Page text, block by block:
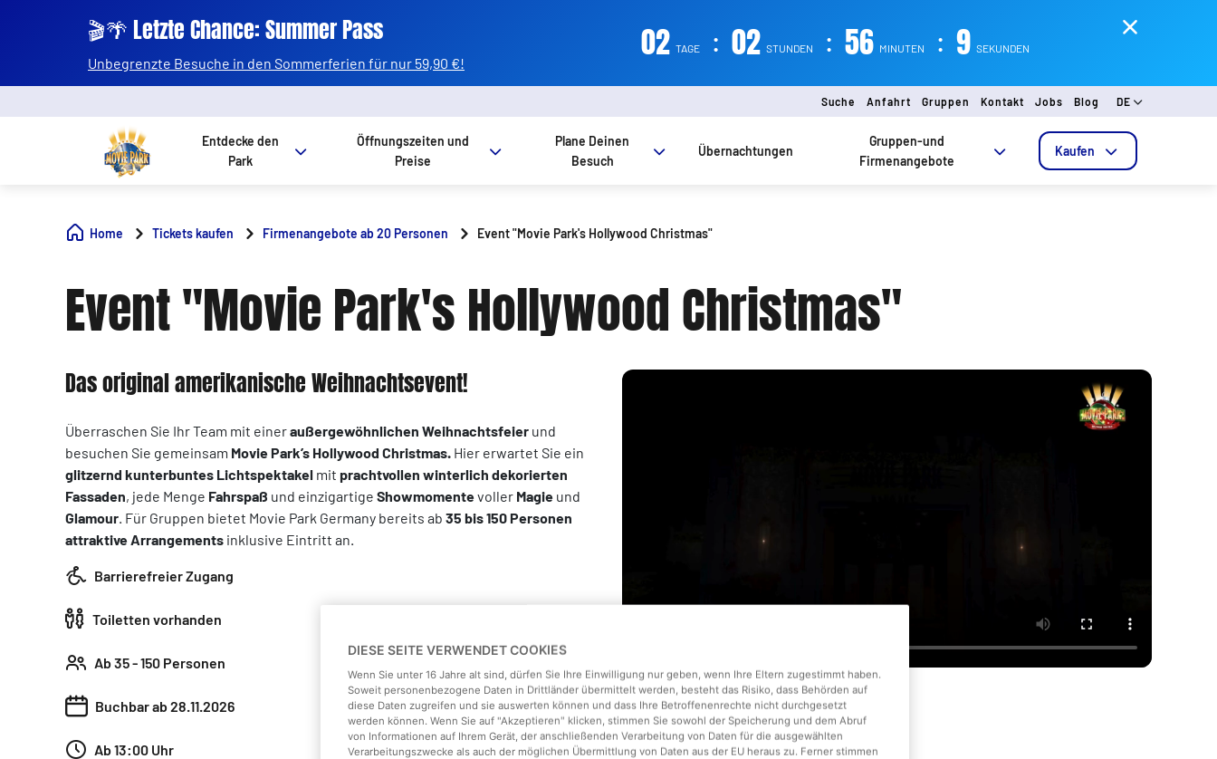
🎬🌴 Letzte Chance: Summer Pass
Unbegrenzte Besuche in den Sommerferien für nur 59,90 €! 02 TAGE 02 STUNDEN 56 MINUTEN 08 SEKUNDEN
Suche Anfahrt Gruppen Kontakt Jobs Blog DE
Entdecke den
Park
Öffnungszeiten und
Preise
Plane Deinen
Besuch
Übernachtungen
Gruppen-und
Firmenangebote
Kaufen
Home Tickets kaufen Firmenangebote ab 20 Personen Event "Movie Park's Hollywood Christmas"
Event "Movie Park's Hollywood Christmas"
Das original amerikanische Weihnachtsevent!
Überraschen Sie Ihr Team mit eineraußergewöhnlichen Weihnachtsfeier und
besuchen Sie gemeinsam Movie Park’s Hollywood Christmas. Hier erwartet Sie ein
glitzernd kunterbuntes Lichtspektakel mit prachtvollen winterlich dekorierten
Fassaden, jede Menge Fahrspaß und einzigartige Showmomentevoller Magie und
Glamour. Für Gruppen bietet Movie Park Germany bereits ab 35 bis 150 Personen
attraktive Arrangements inklusive Eintritt an.
Barrierefreier Zugang
Toiletten vorhanden
Ab 35 - 150 Personen
Buchbar ab 28.11.2026
Ab 13:00 Uhr
DIESE SEITE VERWENDET COOKIES
Wenn Sie unter 16 Jahre alt sind, dürfen Sie Ihre Einwilligung nur geben, wenn Ihre Eltern zugestimmt haben.
Soweit personenbezogene Daten in Drittländer übermittelt werden, besteht das Risiko, dass Behörden auf
diese Daten zugreifen und sie auswerten können und dass Ihre Betroffenenrechte nicht durchgesetzt
werden können. Wenn Sie auf "Akzeptieren" klicken, stimmen Sie sowohl der Speicherung und dem Abruf
von Informationen auf Ihrem Gerät, der anschließenden Verarbeitung von Daten für die ausgewählten
Verarbeitungszwecke als auch der möglichen Übermittlung von Daten aus der EU heraus zu. Ferner stimmen